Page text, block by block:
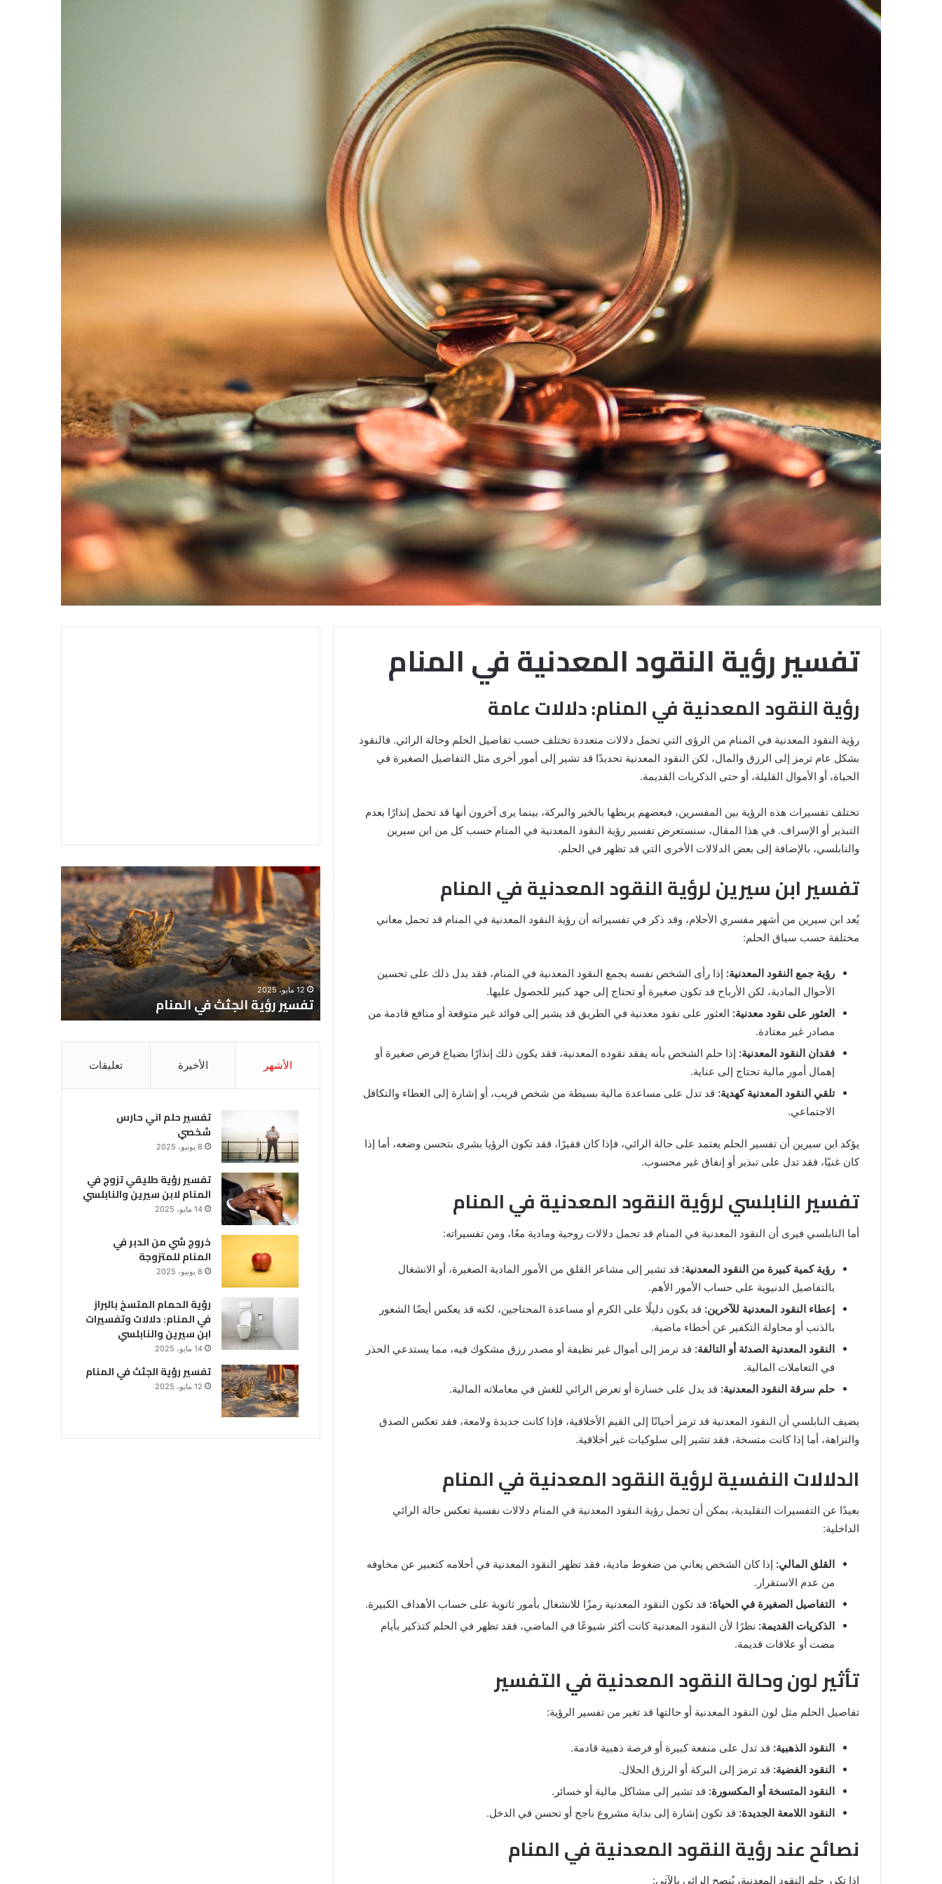
تفسير رؤية النقود المعدنية في المنام
رؤية النقود المعدنية في المنام: دلالات عامة
رؤية النقود المعدنية في المنام من الرؤى التي تحمل دلالات متعددة تختلف حسب تفاصيل الحلم وحالة الرائي. فالنقود
بشكل عام ترمز إلى الرزق والمال، لكن النقود المعدنية تحديدًا قد تشير إلى أمور أخرى مثل التفاصيل الصغيرة في
الحياة، أو الأموال القليلة، أو حتى الذكريات القديمة.
تختلف تفسيرات هذه الرؤية بين المفسرين، فبعضهم يربطها بالخير والبركة، بينما يرى آخرون أنها قد تحمل إنذارًا بعدم
التبذير أو الإسراف. في هذا المقال، سنستعرض تفسير رؤية النقود المعدنية في المنام حسب كل من ابن سيرين
والنابلسي، بالإضافة إلى بعض الدلالات الأخرى التي قد تظهر في الحلم.
تفسير ابن سيرين لرؤية النقود المعدنية في المنام
يُعد ابن سيرين من أشهر مفسري الأحلام، وقد ذكر في تفسيراته أن رؤية النقود المعدنية في المنام قد تحمل معاني
مختلفة حسب سياق الحلم:
رؤية جمع النقود المعدنية: إذا رأى الشخص نفسه يجمع النقود المعدنية في المنام، فقد يدل ذلك على تحسين
الأحوال المادية، لكن الأرباح قد تكون صغيرة أو تحتاج إلى جهد كبير للحصول عليها.
العثور على نقود معدنية: العثور على نقود معدنية في الطريق قد يشير إلى فوائد غير متوقعة أو منافع قادمة من
مصادر غير معتادة.
فقدان النقود المعدنية: إذا حلم الشخص بأنه يفقد نقوده المعدنية، فقد يكون ذلك إنذارًا بضياع فرص صغيرة أو
إهمال أمور مالية تحتاج إلى عناية.
تلقي النقود المعدنية كهدية: قد تدل على مساعدة مالية بسيطة من شخص قريب، أو إشارة إلى العطاء والتكافل
الاجتماعي.
يؤكد ابن سيرين أن تفسير الحلم يعتمد على حالة الرائي، فإذا كان فقيرًا، فقد تكون الرؤيا بشرى بتحسن وضعه، أما إذا
كان غنيًا، فقد تدل على تبذير أو إنفاق غير محسوب.
تفسير النابلسي لرؤية النقود المعدنية في المنام
أما النابلسي فيرى أن النقود المعدنية في المنام قد تحمل دلالات روحية ومادية معًا، ومن تفسيراته:
رؤية كمية كبيرة من النقود المعدنية: قد تشير إلى مشاعر القلق من الأمور المادية الصغيرة، أو الانشغال
بالتفاصيل الدنيوية على حساب الأمور الأهم.
إعطاء النقود المعدنية للآخرين: قد يكون دليلًا على الكرم أو مساعدة المحتاجين، لكنه قد يعكس أيضًا الشعور
بالذنب أو محاولة التكفير عن أخطاء ماضية.
النقود المعدنية الصدئة أو التالفة: قد ترمز إلى أموال غير نظيفة أو مصدر رزق مشكوك فيه، مما يستدعي الحذر
في التعاملات المالية.
حلم سرقة النقود المعدنية: قد يدل على خسارة أو تعرض الرائي للغش في معاملاته المالية.
يضيف النابلسي أن النقود المعدنية قد ترمز أحيانًا إلى القيم الأخلاقية، فإذا كانت جديدة ولامعة، فقد تعكس الصدق
والنزاهة، أما إذا كانت متسخة، فقد تشير إلى سلوكيات غير أخلاقية.
الدلالات النفسية لرؤية النقود المعدنية في المنام
بعيدًا عن التفسيرات التقليدية، يمكن أن تحمل رؤية النقود المعدنية في المنام دلالات نفسية تعكس حالة الرائي
الداخلية:
القلق المالي: إذا كان الشخص يعاني من ضغوط مادية، فقد تظهر النقود المعدنية في أحلامه كتعبير عن مخاوفه
من عدم الاستقرار.
التفاصيل الصغيرة في الحياة: قد تكون النقود المعدنية رمزًا للانشغال بأمور ثانوية على حساب الأهداف الكبيرة.
الذكريات القديمة: نظرًا لأن النقود المعدنية كانت أكثر شيوعًا في الماضي، فقد تظهر في الحلم كتذكير بأيام
مضت أو علاقات قديمة.
تأثير لون وحالة النقود المعدنية في التفسير
تفاصيل الحلم مثل لون النقود المعدنية أو حالتها قد تغير من تفسير الرؤية:
النقود الذهبية: قد تدل على منفعة كبيرة أو فرصة ذهبية قادمة.
النقود الفضية: قد ترمز إلى البركة أو الرزق الحلال.
النقود المتسخة أو المكسورة: قد تشير إلى مشاكل مالية أو خسائر.
النقود اللامعة الجديدة: قد تكون إشارة إلى بداية مشروع ناجح أو تحسن في الدخل.
نصائح عند رؤية النقود المعدنية في المنام
إذا تكرر حلم النقود المعدنية، يُنصح الرائي بالآتي:
شي
الدبر
8 يونيو، 2025
خروج شي من الدبر في المنام للمتزوجة
الحمام
بالبراز
وتفسيرات
ابن
والنابلسي
14 مايو، 2025
رؤية الحمام المتسخ بالبراز في المنام:
دلالات وتفسيرات ابن سيرين والنابلسي
تفسير
رؤية
الجثث
في
المنام
12 مايو، 2025
تفسير رؤية الجثث في المنام
تفسير
اني
حارس
شخصي
الأشهر الأخيرة تعليقات
تفسير حلم اني حارس
شخصي
8 يونيو، 2025
تفسير رؤية طليقي تزوج في
المنام لابن سيرين والنابلسي
14 مايو، 2025
خروج شي من الدبر في
المنام للمتزوجة
8 يونيو، 2025
رؤية الحمام المتسخ بالبراز
في المنام: دلالات وتفسيرات
ابن سيرين والنابلسي
14 مايو، 2025
تفسير رؤية الجثث في المنام
12 مايو، 2025